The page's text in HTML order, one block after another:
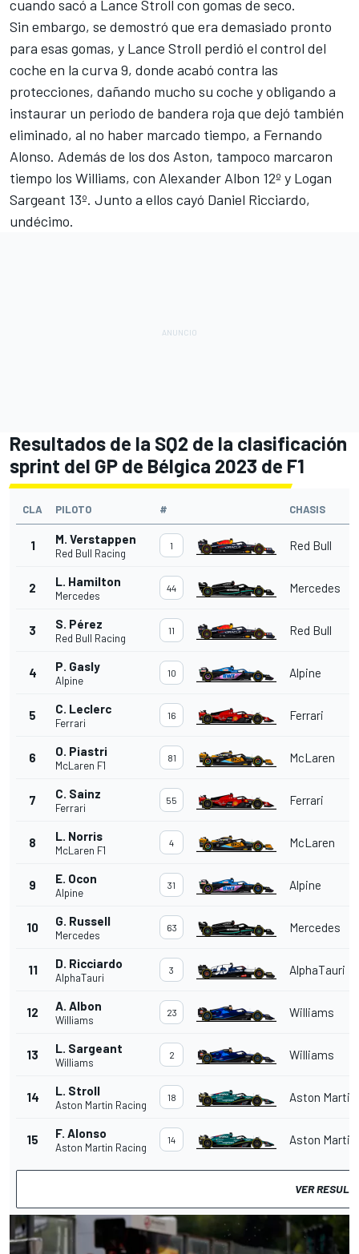
cuando sacó a Lance Stroll con gomas de seco.
Sin embargo, se demostró que era demasiado pronto
para esas gomas, y Lance Stroll perdió el control del
coche en la curva 9, donde acabó contra las
protecciones, dañando mucho su coche y obligando a
instaurar un periodo de bandera roja que dejó también
eliminado, al no haber marcado tiempo, a Fernando
Alonso. Además de los dos Aston, tampoco marcaron
tiempo los Williams, con Alexander Albon 12º y Logan
Sargeant 13º. Junto a ellos cayó Daniel Ricciardo,
undécimo.
Resultados de la SQ2 de la clasificación
sprint del GP de Bélgica 2023 de F1
CLA PILOTO # CHASIS
1 M. Verstappen
Red Bull Racing
1 Red Bull
2 L. Hamilton
Mercedes
44 Mercedes
3 S. Pérez
Red Bull Racing
11 Red Bull
4 P. Gasly
Alpine
10 Alpine
5 C. Leclerc
Ferrari
16 Ferrari
6 O. Piastri
McLaren F1
81 McLaren
7 C. Sainz
Ferrari
55 Ferrari
8 L. Norris
McLaren F1
4 McLaren
9 E. Ocon
Alpine
31 Alpine
10 G. Russell
Mercedes
63 Mercedes
11 D. Ricciardo
AlphaTauri
3 AlphaTauri
12 A. Albon
Williams
23 Williams
13 L. Sargeant
Williams
2 Williams
14 L. Stroll
Aston Martin Racing
18 Aston Martin
15 F. Alonso
Aston Martin Racing
14 Aston Martin
VER